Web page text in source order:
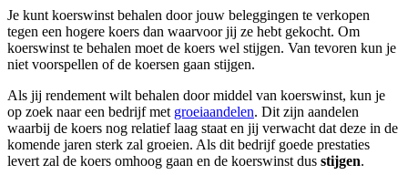
shortcut
activates
the
screen
to
help
you
navigate
and
Je kunt koerswinst behalen door jouw beleggingen te verkopen
tegen een hogere koers dan waarvoor jij ze hebt gekocht. Om
koerswinst te behalen moet de koers wel stijgen. Van tevoren kun je
niet voorspellen of de koersen gaan stijgen.
Als jij rendement wilt behalen door middel van koerswinst, kun je
op zoek naar een bedrijf met groeiaandelen. Dit zijn aandelen
waarbij de koers nog relatief laag staat en jij verwacht dat deze in de
komende jaren sterk zal groeien. Als dit bedrijf goede prestaties
levert zal de koers omhoog gaan en de koerswinst dus stijgen.